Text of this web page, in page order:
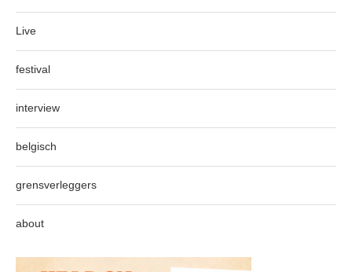
Live
festival
interview
belgisch
grensverleggers
about